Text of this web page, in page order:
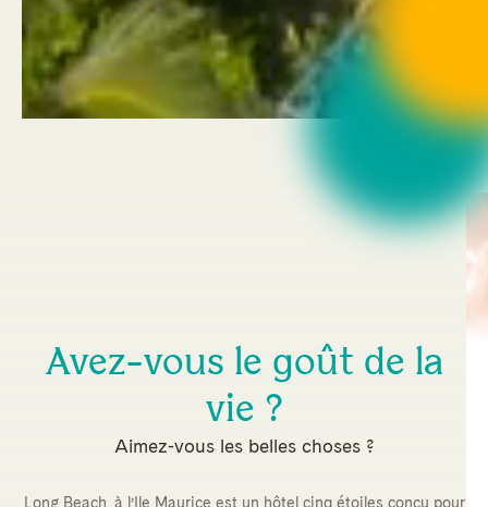
Avez-vous le goût de la
vie ?
Aimez-vous les belles choses ?
Long Beach, à l’Ile Maurice est un hôtel cinq étoiles conçu pour